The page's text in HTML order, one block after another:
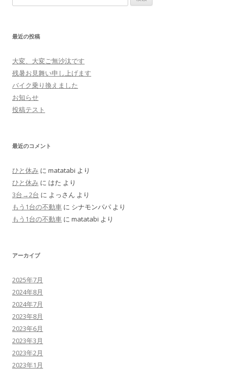
索:
最近の投稿
大変、大変ご無沙汰です
残暑お見舞い申し上げます
バイク乗り換えました
お知らせ
投稿テスト
最近のコメント
ひと休み に matatabi より
ひと休み に はた より
3台→2台 に よっさん より
もう1台の不動車 に シナモンパパ より
もう1台の不動車 に matatabi より
アーカイブ
2025年7月
2024年8月
2024年7月
2023年8月
2023年6月
2023年3月
2023年2月
2023年1月